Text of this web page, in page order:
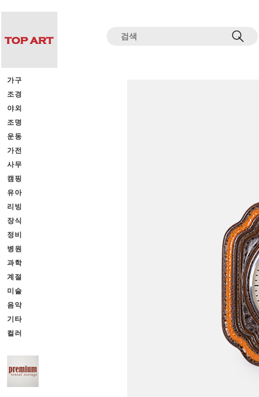
가구
조경
야외
조명
운동
가전
사무
캠핑
유아
리빙
장식
정비
병원
과학
계절
미술
음악
기타
컬러